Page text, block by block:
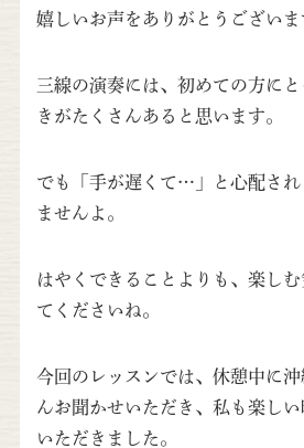
嬉しいお声をありがとうござい
三線の演奏には、初めての方に
きがたくさんあると思います。
でも「手が遅くて…」と心配され
ませんよ。
はやくできることよりも、楽し
てくださいね。
今回のレッスンでは、休憩中に沖
んお聞かせいただき、私も楽し
いただきました。